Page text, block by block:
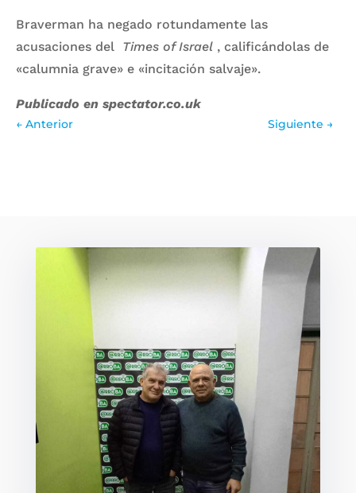
Braverman ha negado rotundamente las
acusaciones del Times of Israel , calificándolas de
«calumnia grave» e «incitación salvaje».
Publicado en spectator.co.uk
← Anterior Siguiente →